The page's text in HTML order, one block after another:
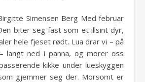
biter seg fast som et illsint dyr,
hele fjeset rødt. Lua drar vi – på
langt ned i panna, og morer oss
kikke under lueskyggen
gjemmer seg der. Morsomt er